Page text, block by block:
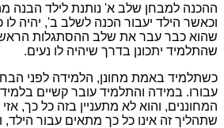
ההכנה למבחן שלב א' נותנת לילד הבנה
וכאשר הילד יעבור הכנה לשלב ב', יהיה
שהוא כבר עבר את שלב ההסתגלות
שהתלמיד יתכונן בדרך שיהיה לו נעים.
כשתלמיד באמת מחונן, הלמידה לפני
עבורו. במידה והתלמיד עובר קשיים
המחוננים, והוא לא מתעניין בזה כל כך,
שתהליך זה אינו כל כך מתאים עבור הילד,